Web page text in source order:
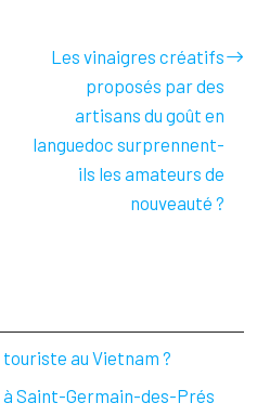
Les vinaigres créatifs
proposés par des
artisans du goût en
languedoc surprennent-
ils les amateurs de
nouveauté ?
au Vietnam ?
Saint-Germain-des-Prés